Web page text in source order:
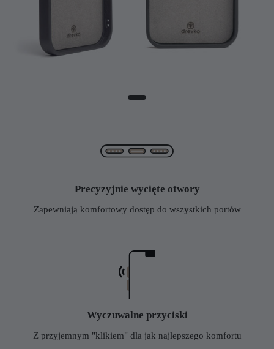
Precyzyjnie wycięte otwory
Zapewniają komfortowy dostęp do wszystkich portów
Wyczuwalne przyciski
Z przyjemnym "klikiem" dla jak najlepszego komfortu